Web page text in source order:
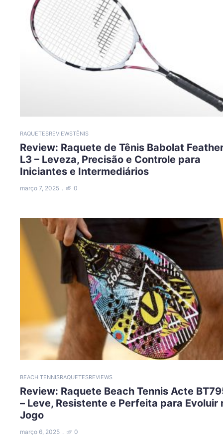
RAQUETESREVIEWSTÊNIS
Review: Raquete de Tênis Babolat
L3 – Leveza, Precisão e Controle para
Iniciantes e Intermediários
março 7, 2025 0
BEACH TENNISRAQUETESREVIEWS
Review: Raquete Beach Tennis Acte
– Leve, Resistente e Perfeita para Evoluir
Jogo
março 6, 2025 0